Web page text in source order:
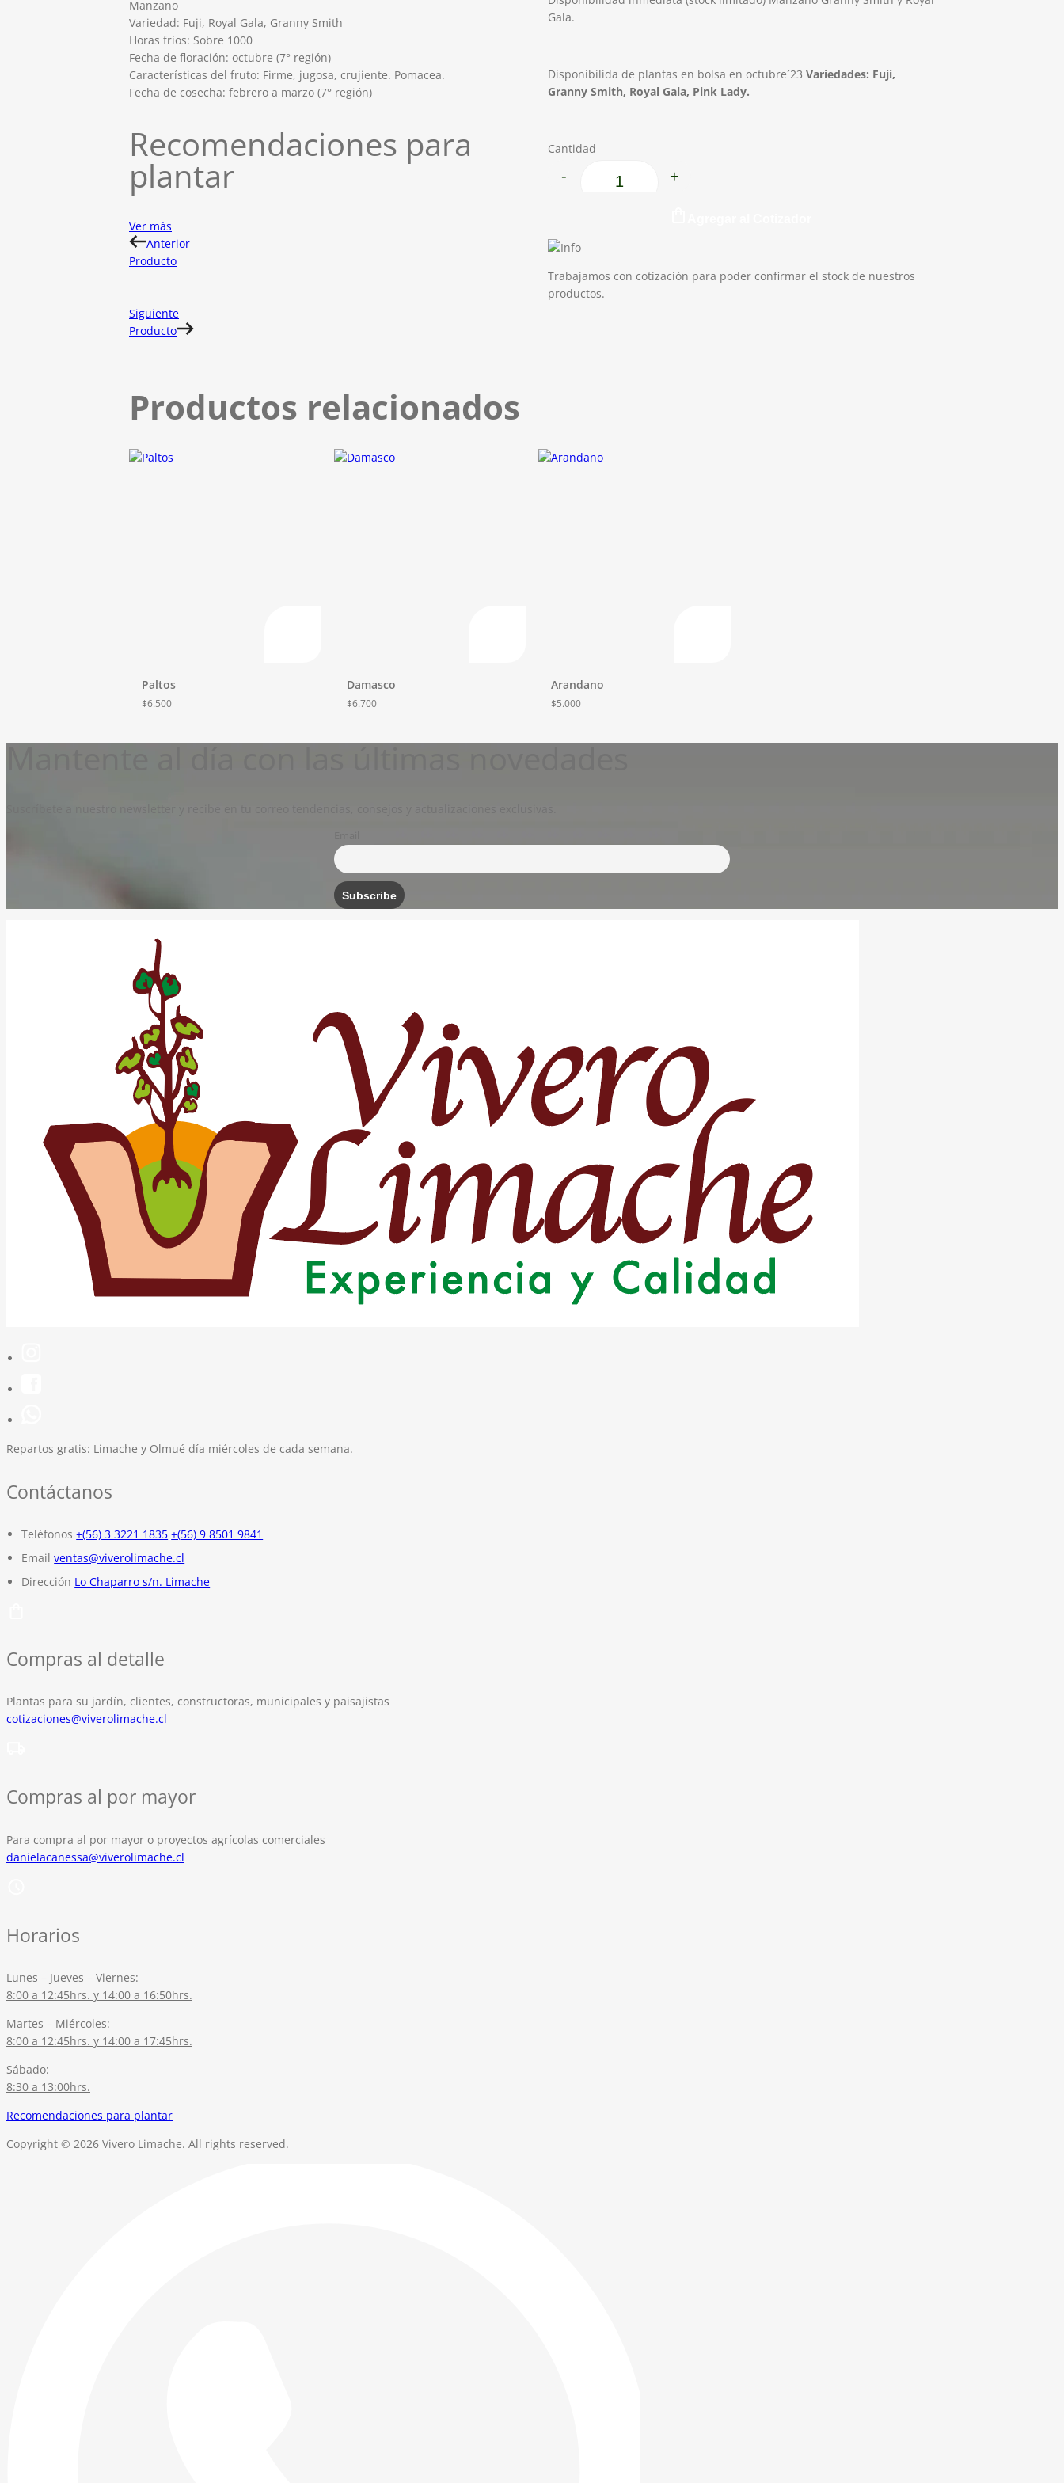
Gala.
Disponibilida de plantas en bolsa en octubre´23Variedades: Fuji,
Granny Smith, Royal Gala, Pink Lady.
Cantidad
Manzano cantidad
- +
Trabajamos con cotización para poder confirmar el stock de nuestros
productos.
Manzano
Variedad: Fuji, Royal Gala, Granny Smith
Horas fríos: Sobre 1000
Fecha de floración: octubre (7° región)
Características del fruto: Firme, jugosa, crujiente. Pomacea.
Fecha de cosecha: febrero a marzo (7° región)
Recomendaciones para
plantar
Ver más
Anterior
Producto
Siguiente
Producto
Productos relacionados
Paltos
$6.500
Damasco
$6.700
Arandano
$5.000
Mantente al día con las últimas novedades
Repartos gratis: Limache y Olmué día miércoles de cada semana.
Contáctanos
Teléfonos +(56) 3 3221 1835 +(56) 9 8501 9841
Email ventas@viverolimache.cl
Dirección Lo Chaparro s/n. Limache
Compras al detalle
Plantas para su jardín, clientes, constructoras, municipales y paisajistas
cotizaciones@viverolimache.cl
Compras al por mayor
Para compra al por mayor o proyectos agrícolas comerciales
danielacanessa@viverolimache.cl
Horarios
Lunes – Jueves – Viernes:
8:00 a 12:45hrs. y 14:00 a 16:50hrs.
Martes – Miércoles:
8:00 a 12:45hrs. y 14:00 a 17:45hrs.
Sábado:
8:30 a 13:00hrs.
Recomendaciones para plantar
Copyright © 2026 Vivero Limache. All rights reserved.